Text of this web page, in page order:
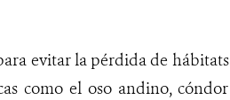
evitar la pérdida de hábitats
como el oso andino, cóndor